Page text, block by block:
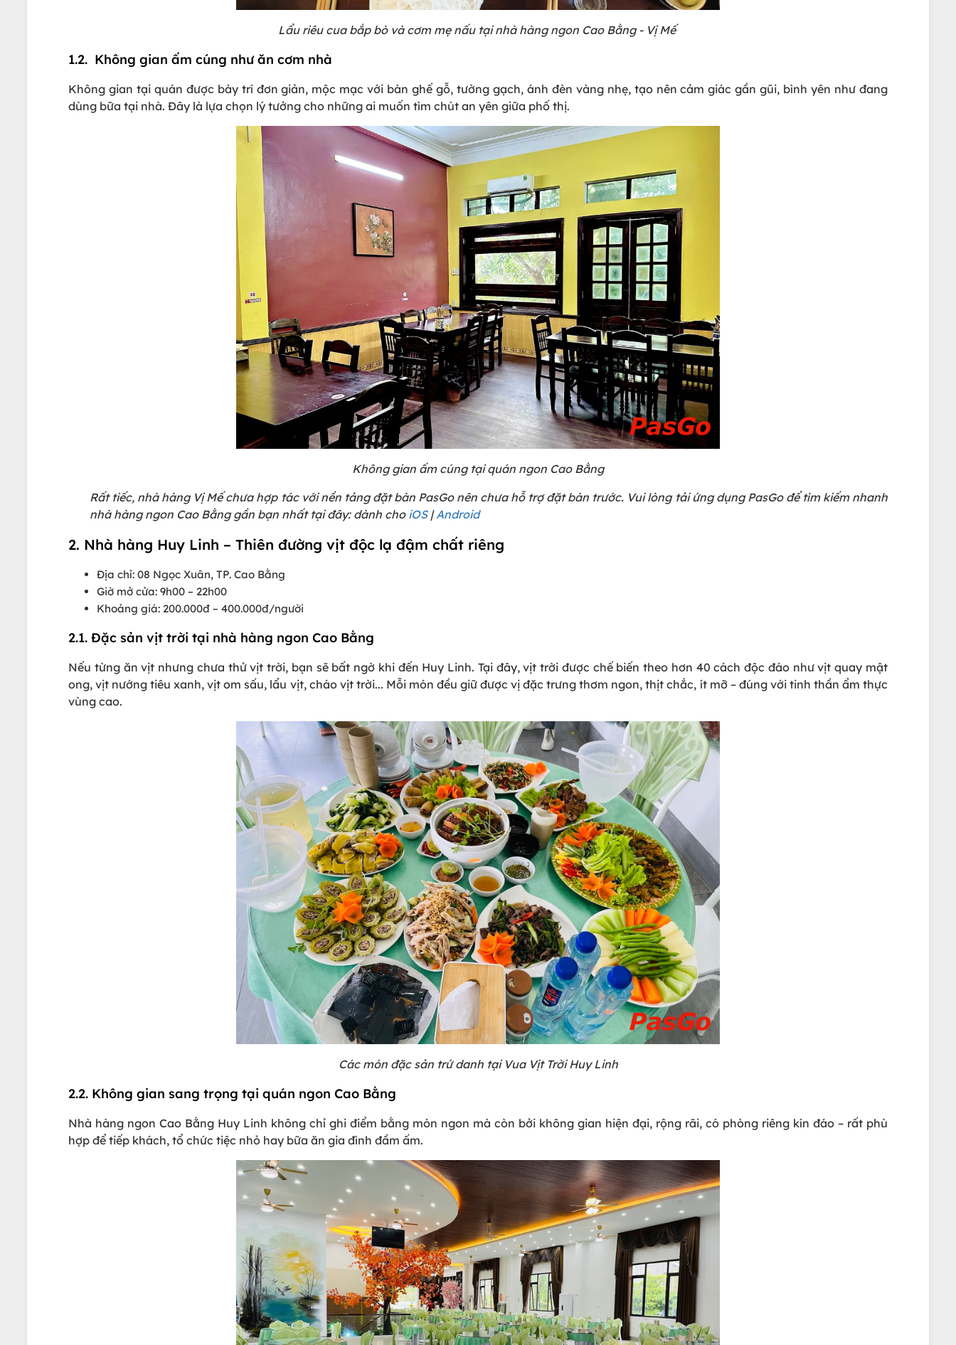
Lẩu riêu cua bắp bò và cơm mẹ nấu tại nhà hàng ngon Cao Bằng - Vị Mế
1.2. Không gian ấm cúng như ăn cơm nhà
Không gian tại quán được bày trí đơn giản, mộc mạc với bàn ghế gỗ, tường gạch, ánh đèn vàng nhẹ, tạo nên cảm giác gần gũi, bình yên như đang
dùng bữa tại nhà. Đây là lựa chọn lý tưởng cho những ai muốn tìm chút an yên giữa phố thị.
Không gian ấm cúng tại quán ngon Cao Bằng
Rất tiếc, nhà hàng Vị Mế chưa hợp tác với nền tảng đặt bàn PasGo nên chưa hỗ trợ đặt bàn trước. Vui lòng tải ứng dụng PasGo để tìm kiếm nhanh
nhà hàng ngon Cao Bằng gần bạn nhất tại đây: dành cho iOS|Android
2. Nhà hàng Huy Linh – Thiên đường vịt độc lạ đậm chất riêng
Địa chỉ: 08 Ngọc Xuân, TP. Cao Bằng
Giờ mở cửa: 9h00 – 22h00
Khoảng giá: 200.000đ – 400.000đ/người
2.1. Đặc sản vịt trời tại nhà hàng ngon Cao Bằng
Nếu từng ăn vịt nhưng chưa thử vịt trời, bạn sẽ bất ngờ khi đến Huy Linh. Tại đây, vịt trời được chế biến theo hơn 40 cách độc đáo như vịt quay mật
ong, vịt nướng tiêu xanh, vịt om sấu, lẩu vịt, cháo vịt trời... Mỗi món đều giữ được vị đặc trưng thơm ngon, thịt chắc, ít mỡ – đúng với tinh thần ẩm thực
vùng cao.
Các món đặc sản trứ danh tại Vua Vịt Trời Huy Linh
2.2. Không gian sang trọng tại quán ngon Cao Bằng
Nhà hàng ngon Cao Bằng Huy Linh không chỉ ghi điểm bằng món ngon mà còn bởi không gian hiện đại, rộng rãi, có phòng riêng kín đáo – rất phù
hợp để tiếp khách, tổ chức tiệc nhỏ hay bữa ăn gia đình đầm ấm.